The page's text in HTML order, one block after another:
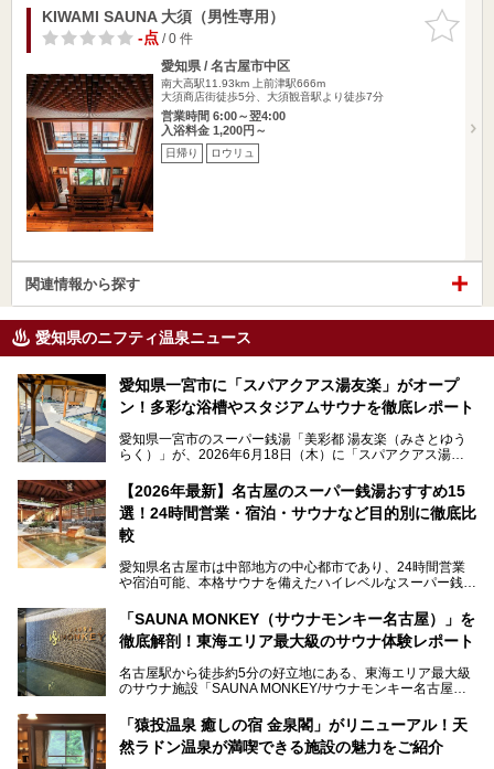
お気に入
りに追加
KIWAMI SAUNA 大須（男性専用）
-点/ 0 件
愛知県 / 名古屋市中区
南大高駅11.93km
上前津駅666m
大須商店街徒歩5分、大須観音駅より徒歩7分
営業時間 6:00～翌4:00
入浴料金 1,200円～
日帰り ロウリュ
関連情報から探す
愛知県のニフティ温泉ニュース
愛知県一宮市に「スパアクアス湯友楽」がオープ
ン！多彩な浴槽やスタジアムサウナを徹底レポート
愛知県一宮市のスーパー銭湯「美彩都 湯友楽（みさとゆう
らく）」が、2026年6月18日（木）に「スパアクアス湯友
この地で30年にわたり愛され続けてきた施設だからこそ、
地元住民をはじめオープンを待ちわびている人も多いのでは
ないでしょうか。
老朽化した設備の補修を機に、2年前からじっくり構想を練
ってきたというだけあって、館内の充実度は想像以上。
以前の4倍に拡張したという露天エリアや10の浴槽、40人収
容の巨大なスタジアムサウナに、岩盤浴やリラクゼーション
までまるごと楽しめる施設に生まれ変わりました。
今回は、全面リニューアルして新しくなった「スパアクアス
【2026年最新】名古屋のスーパー銭湯おすすめ15
選！24時間営業・宿泊・サウナなど目的別に徹底比
較
愛知県名古屋市は中部地方の中心都市であり、24時間営業
や宿泊可能、本格サウナを備えたハイレベルなスーパー銭湯
そのため、「日々の仕事の疲れを心身ともにリセットした
い」「休日に時間を忘れて1日中ダラダラ過ごしたい」「コ
くある点が魅力です！
お好みの温泉施設を見つけて楽しんでくださいね。
「SAUNA MONKEY（サウナモンキー名古屋）」を
徹底解剖！東海エリア最大級のサウナ体験レポート
名古屋駅から徒歩約5分の好立地にある、東海エリア最大級
のサウナ施設「SAUNA MONKEY/サウナモンキー名古屋」
「名古屋駅周辺ってサウナが少ないよね」という声をよく耳
にするだけあり、アクセスの良さにも胸が高鳴ります。
今回は普段は男性専用となっているパブリックサウナが、女
「猿投温泉 癒しの宿 金泉閣」がリニューアル！天
然ラドン温泉が満喫できる施設の魅力をご紹介